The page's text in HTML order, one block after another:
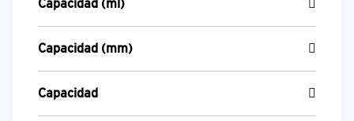
Capacidad (ml)
Capacidad (mm)
Capacidad